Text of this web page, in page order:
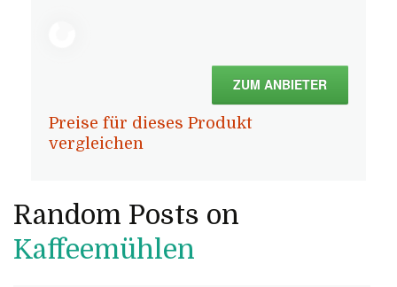
ZUM ANBIETER
Preise für dieses Produkt
vergleichen
Random Posts on
Kaffeemühlen